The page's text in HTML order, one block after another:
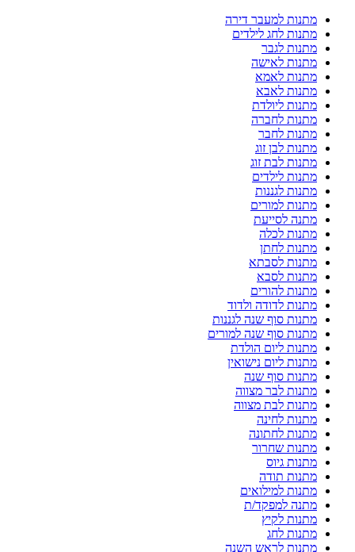
מתנות למעבר דירה
מתנות לחג לילדים
מתנות לגבר
מתנות לאישה
מתנות לאמא
מתנות לאבא
מתנות ליולדת
מתנות לחברה
מתנות לחבר
מתנות לבן זוג
מתנות לבת זוג
מתנות לילדים
מתנות לגננות
מתנות למורים
מתנה לסייעת
מתנות לכלה
מתנות לחתן
מתנות לסבתא
מתנות לסבא
מתנות להורים
מתנות לדודה ולדוד
מתנות סוף שנה לגננות
מתנות סוף שנה למורים
מתנות ליום הולדת
מתנות ליום נישואין
מתנות סוף שנה
מתנות לבר מצווה
מתנות לבת מצווה
מתנות לחינה
מתנות לחתונה
מתנות שחרור
מתנות גיוס
מתנות תודה
מתנות למילואים
מתנה למפקד/ת
מתנות לקיץ
מתנות לחג
מתנות לראש השנה